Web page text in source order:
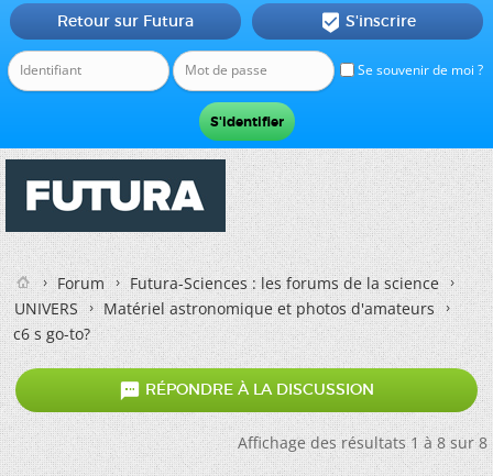
Se souvenir de moi ?
Retour sur Futura  S'inscrire
Forum
Futura-Sciences : les forums de la science
UNIVERS
Matériel astronomique et photos d'amateurs
c6 s go-to?
 RÉPONDRE À LA DISCUSSION
Affichage des résultats 1 à 8 sur 8